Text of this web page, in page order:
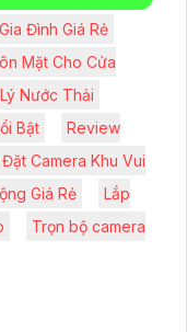
Đình Giá Rẻ
Mặt Cho Cửa
Nước Thải
Bật
Review
Camera Khu Vui
Giá Rẻ
Lắp
Trọn bộ camera